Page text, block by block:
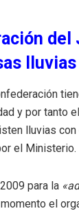
del
lluvias
y por tanto
lluvias
el Ministerio.
para la
el